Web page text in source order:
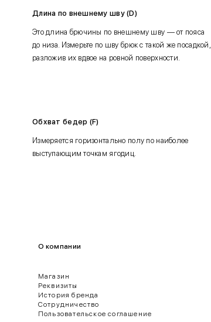
Длина по внешнему шву (D)
Это длина брючины по внешнему шву — от пояса
до низа. Измерьте по шву брюк с такой же посадкой,
разложив их вдвое на ровной поверхности.
Обхват бедер (F)
Измеряется горизонтально полу по наиболее
выступающим точкам ягодиц.
О компании
Магазин
Реквизиты
История бренда
Сотрудничество
Пользовательское соглашение